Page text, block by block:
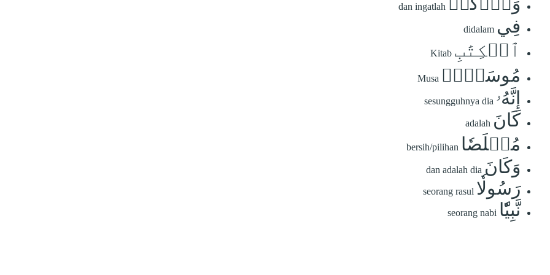
dan ingatlah
فِي didalam
ٱلۡكِتَٰبِ Kitab
مُوسَىٰٓۚ Musa
إِنَّهُۥ sesungguhnya dia
كَانَ adalah
مُخۡلَصٗا bersih/pilihan
وَكَانَ dan adalah dia
رَسُولٗا seorang rasul
نَّبِيّٗا seorang nabi